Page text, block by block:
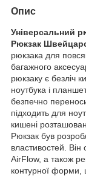
Опис
Універсальний
Рюкзак
рюкзака для
багажного
рюкзаку є безліч
ноутбука і
безпечно
підходить для
кишені
Рюкзак був
властивостей.
AirFlow, а також
контурної форми,